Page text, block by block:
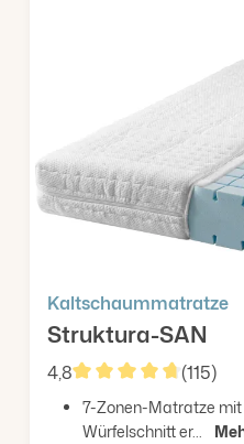
Kaltschaummatratze
Struktura-SAN
4,8
Durchschnittliche
(115)
7-Zonen-Matratze
Würfelschnitt er...